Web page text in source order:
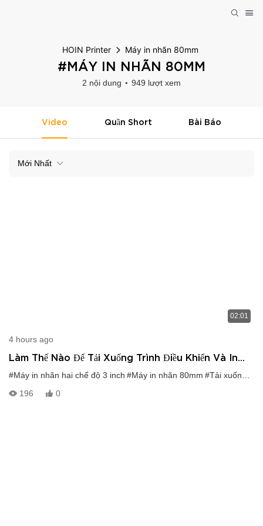
HOIN Printer Máy in nhãn 80mm
#MÁY IN NHÃN 80MM
2 nội dung 949 lượt xem
Video Quần Short Bài Báo
Mới Nhất
02:01
4 hours ago
Làm Thế Nào Để Tải Xuống Trình Điều Khiển Và In
Nhãn Qua Bluetooth Cho Máy In Nhãn 80mm HOP-
#Máy in nhãn hai chế độ 3 inch #Máy in nhãn 80mm #Tải xuống trình điều khiển máy in nhãn 80mm
196
0